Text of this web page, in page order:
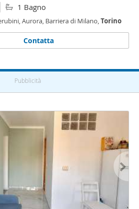
1 Bagno
Aurora, Barriera di Milano,Torino
Contatta
Pubblicità